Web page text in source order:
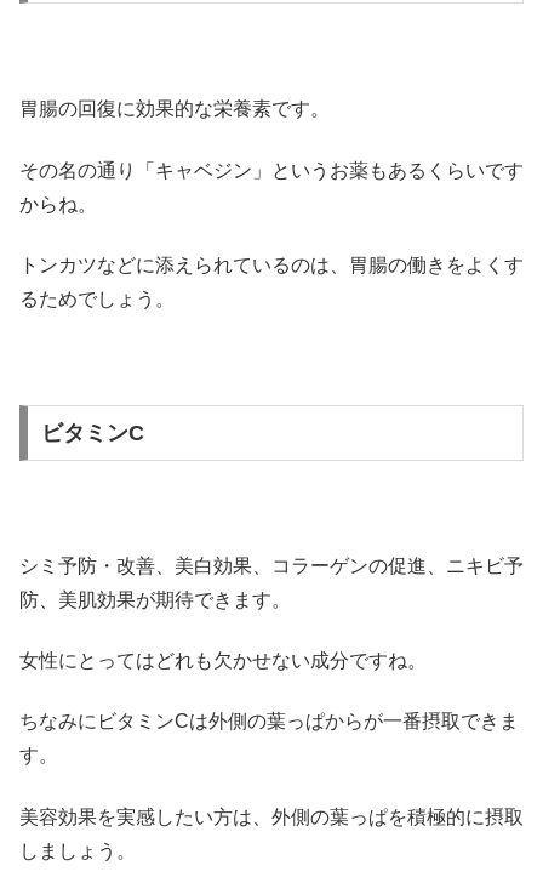
胃腸の回復に効果的な栄養素です。
その名の通り「キャベジン」というお薬もあるくらいです
からね。
トンカツなどに添えられているのは、胃腸の働きをよくす
るためでしょう。
ビタミンC
シミ予防・改善、美白効果、コラーゲンの促進、ニキビ予
防、美肌効果が期待できます。
女性にとってはどれも欠かせない成分ですね。
ちなみにビタミンCは外側の葉っぱからが一番摂取できま
す。
美容効果を実感したい方は、外側の葉っぱを積極的に摂取
しましょう。